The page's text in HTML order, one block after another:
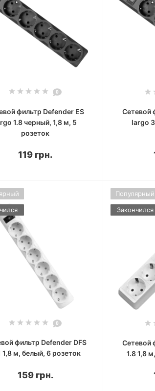
0
фильтр Defender ES
1.8 черный, 1,8 м, 5
розеток
119 грн.
Сетевой
largo
0
фильтр Defender DFS
1,8 м, белый, 6 розеток
159 грн.
Популярный
Закончился
Сетевой
1.8 1,8